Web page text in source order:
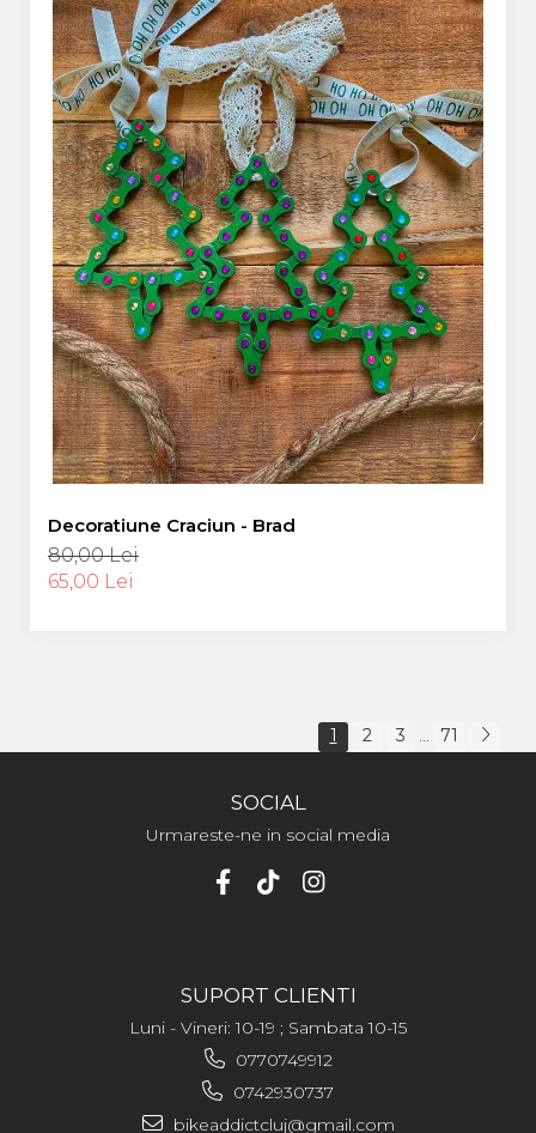
Decoratiune Craciun - Brad
80,00 Lei
65,00 Lei
1 2 3 71
SOCIAL
Urmareste-ne in social media
SUPORT CLIENTI
Luni - Vineri: 10-19 ; Sambata 10-15
0770749912
0742930737
bikeaddictcluj@gmail.com